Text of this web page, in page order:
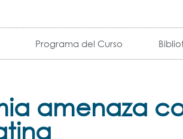
Programa del Curso
amenaza